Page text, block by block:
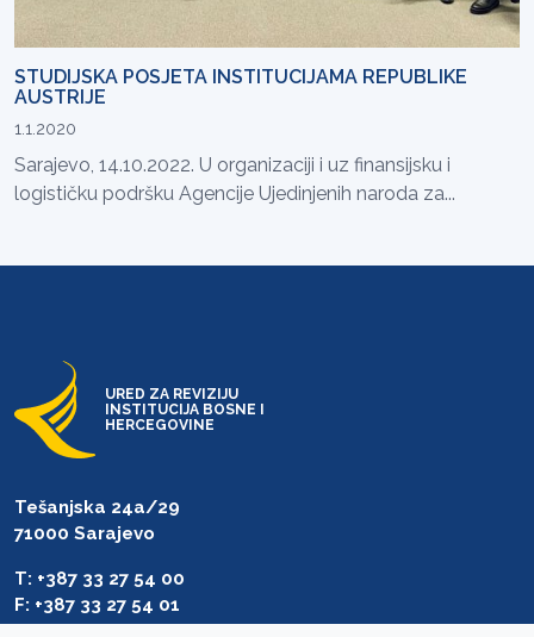
STUDIJSKA POSJETA INSTITUCIJAMA REPUBLIKE
AUSTRIJE
1.1.2020
Sarajevo, 14.10.2022. U organizaciji i uz finansijsku i
logističku podršku Agencije Ujedinjenih naroda za...
URED ZA REVIZIJU
INSTITUCIJA BOSNE I
HERCEGOVINE
Tešanjska 24a/29
71000 Sarajevo
T: +387 33 27 54 00
F: +387 33 27 54 01